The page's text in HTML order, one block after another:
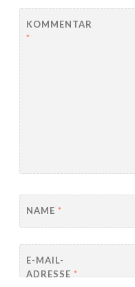
KOMMENTAR
*
NAME *
E-MAIL-
ADRESSE *